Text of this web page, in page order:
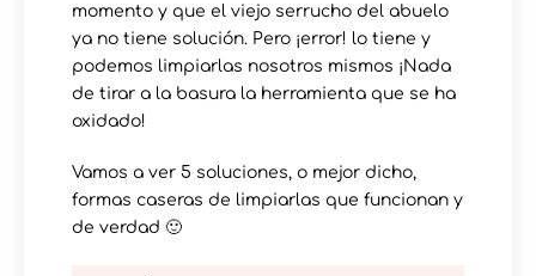
momento y que el viejo serrucho del abuelo
ya no tiene solución. Pero ¡error! lo tiene y
podemos limpiarlas nosotros mismos ¡Nada
de tirar a la basura la herramienta que se ha
oxidado!
Vamos a ver 5 soluciones, o mejor dicho,
formas caseras de limpiarlas que funcionan y
de verdad 🙂